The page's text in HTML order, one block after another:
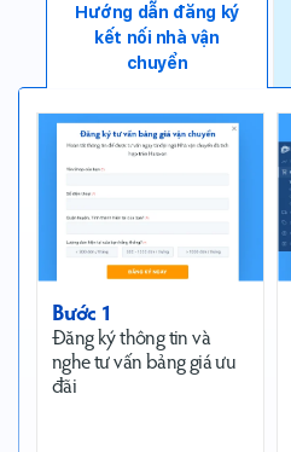
Hướng dẫn đăng ký
kết nối nhà vận
chuyển
Bước 1
Đăng ký thông tin và
nghe tư vấn bảng giá ưu
đãi